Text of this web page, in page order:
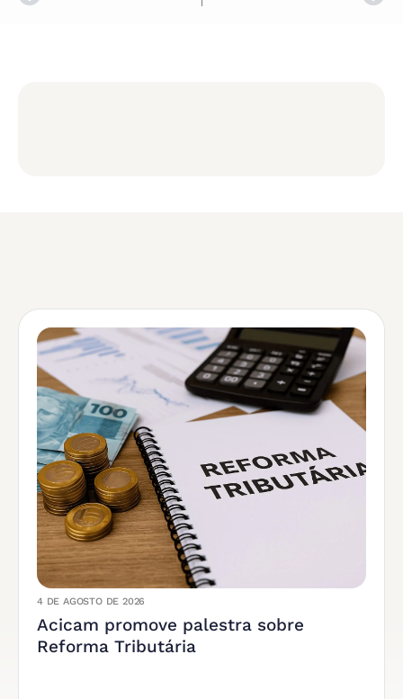
4 DE AGOSTO DE 2026
Acicam promove palestra sobre
Reforma Tributária